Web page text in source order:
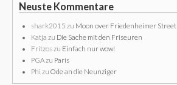
Neuste Kommentare
shark2015 zu Moon over Friedenheimer Street
Katja zu Die Sache mit den Friseuren
Fritzoszu Einfach nur wow!
PGAzu Paris
Phi zu Ode an die Neunziger